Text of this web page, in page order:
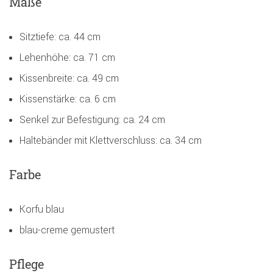
Sitztiefe: ca. 44 cm
Lehenhöhe: ca. 71 cm
Kissenbreite: ca. 49 cm
Kissenstärke: ca. 6 cm
Senkel zur Befestigung: ca. 24 cm
Haltebänder mit Klettverschluss: ca. 34 cm
Farbe
Korfu blau
blau-creme gemustert
Pflege